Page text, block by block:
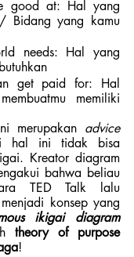
good at: Hal yang
Bidang yang kamu
needs: Hal yang
get paid for: Hal
memiliki
merupakan advice
hal ini tidak bisa
Kreator diagram
bahwa beliau
TED Talk lalu
konsep yang
ikigai diagram
theory of purpose
!